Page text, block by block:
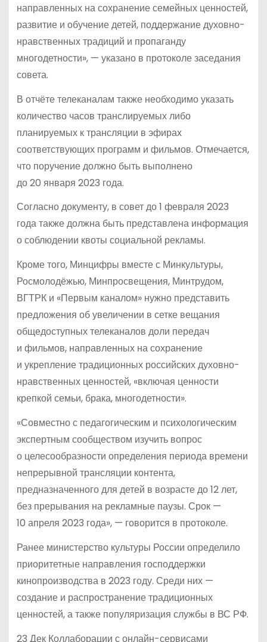
направленных на сохранение семейных ценностей,
развитие и обучение детей, поддержание духовно-
нравственных традиций и пропаганду
многодетности», — указано в протоколе заседания
совета.
В отчёте телеканалам также необходимо указать
количество часов транслируемых либо
планируемых к трансляции в эфирах
соответствующих программ и фильмов. Отмечается,
что поручение должно быть выполнено
до 20 января 2023 года.
Согласно документу, в совет до 1 февраля 2023
года также должна быть представлена информация
о соблюдении квоты социальной рекламы.
Кроме того, Минцифры вместе с Минкультуры,
Росмолодёжью, Минпросвещения, Минтрудом,
ВГТРК и «Первым каналом» нужно представить
предложения об увеличении в сетке вещания
общедоступных телеканалов доли передач
и фильмов, направленных на сохранение
и укрепление традиционных российских духовно-
нравственных ценностей, «включая ценности
крепкой семьи, брака, многодетности».
«Совместно с педагогическим и психологическим
экспертным сообществом изучить вопрос
о целесообразности определения периода времени
непрерывной трансляции контента,
предназначенного для детей в возрасте до 12 лет,
без прерывания на рекламные паузы. Срок —
10 апреля 2023 года», — говорится в протоколе.
Ранее министерство культуры России определило
приоритетные направления господдержки
кинопроизводства в 2023 году. Среди них —
создание и распространение традиционных
ценностей, а также популяризация службы в ВС РФ.
23 Дек Коллаборации с онлайн-сервисами